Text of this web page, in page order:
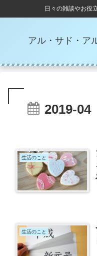
日々の雑談やお役
アル・サド・ア
2019-04
生活のこと
生活のこと